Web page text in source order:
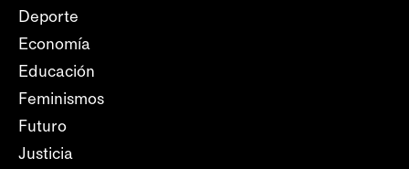
Deporte
Economía
Educación
Feminismos
Futuro
Justicia